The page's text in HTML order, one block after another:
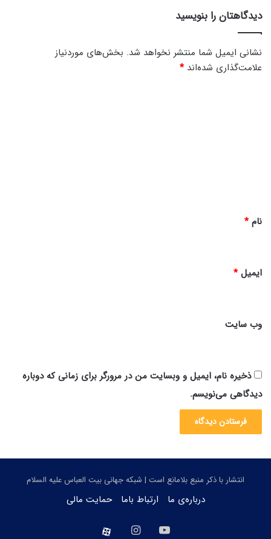
دیدگاهتان را بنویسید
نشانی ایمیل شما منتشر نخواهد شد. بخش‌های موردنیاز
علامت‌گذاری شده‌اند*
نام*
ایمیل*
وب‌ سایت
ذخیره نام، ایمیل و وبسایت من در مرورگر برای زمانی که دوباره
دیدگاهی می‌نویسم.
انتشار با ذکر منبع بلامانع است | شبکه جهانی بیت العباس علیه السلام
درباره‌ی ما ارتباط باما حمایت مالی
یوتیوباینستاگرام